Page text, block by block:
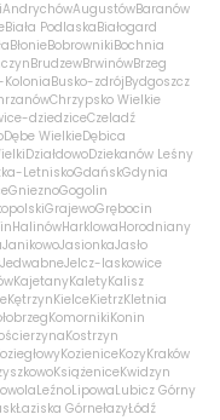
AndrychówAugustówBaranów
Biała PodlaskaBiałogard
BłonieBobrownikiBochnia
BrudzewBrwinówBrzeg
KoloniaBusko-zdrójBydgoszcz
Chrzypsko Wielkie
dziedziceCzeladź
Dębe WielkieDębica
DziałdowoDziekanów Leśny
LetniskoGdańskGdynia
GnieznoGogolin
GrajewoGrębocin
HalinówHarklowaHorodniany
JanikowoJasionkaJasło
JedwabneJelcz-laskowice
KajetanyKaletyKalisz
KętrzynKielceKietrzKletnia
KomornikiKonin
Kostrzyn
KozieniceKozyKraków
KsiążeniceKwidzyn
LeźnoLipowaLubicz Górny
Łaziska GórnełazyŁódź